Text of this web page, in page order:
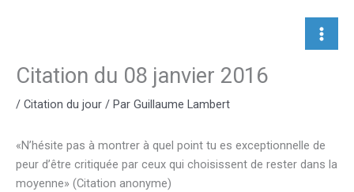
Citation du 08 janvier 2016
/ Citation du jour / Par Guillaume Lambert
«N’hésite pas à montrer à quel point tu es exceptionnelle de
peur d’être critiquée par ceux qui choisissent de rester dans la
moyenne» (Citation anonyme)